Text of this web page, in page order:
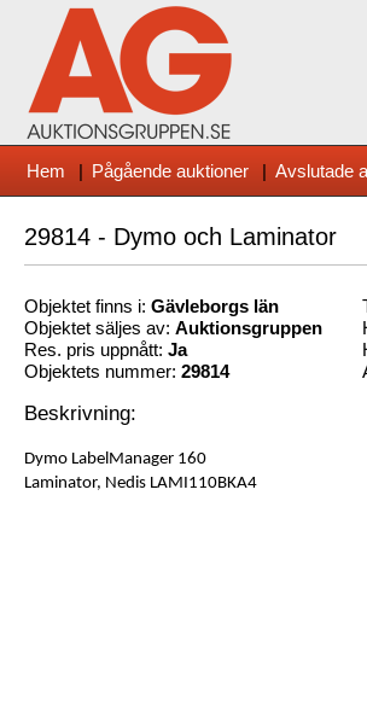
Hem | Pågående auktioner | Avslutade
29814 - Dymo och Laminator
Objektet finns i: Gävleborgs län
Objektet säljes av: Auktionsgruppen
Res. pris uppnått: Ja
Objektets nummer: 29814
Beskrivning:
Dymo LabelManager 160
Laminator, Nedis LAMI110BKA4